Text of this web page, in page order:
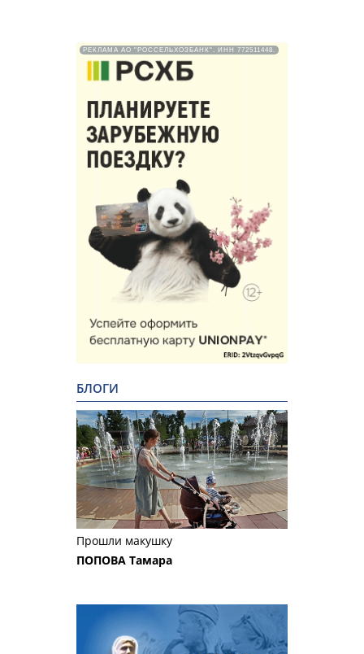
РЕКЛАМА АО "РОССЕЛЬХОЗБАНК". ИНН 772511448.
БЛОГИ
Прошли макушку
ПОПОВА Тамара